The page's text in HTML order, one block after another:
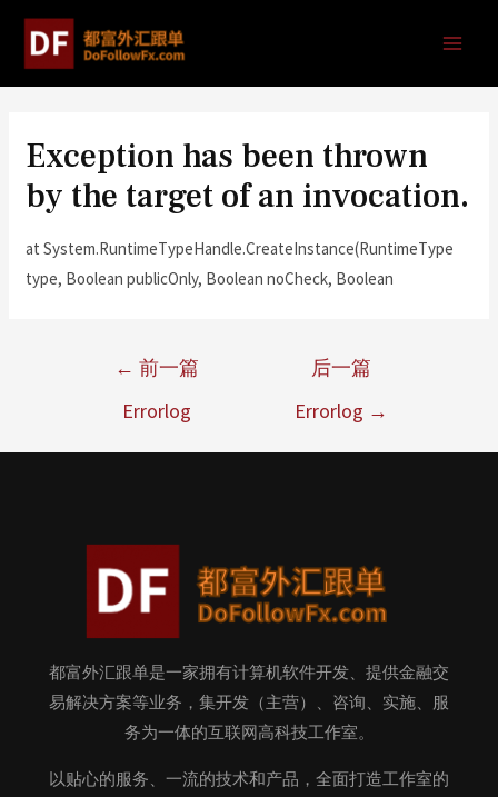
Exception has been thrown
by the target of an invocation.
at System.RuntimeTypeHandle.CreateInstance(RuntimeType
type, Boolean publicOnly, Boolean noCheck, Boolean
← 前一篇
Errorlog
后一篇
Errorlog →
都富外汇跟单是一家拥有计算机软件开发、提供金融交
易解决方案等业务，集开发（主营）、咨询、实施、服
务为一体的互联网高科技工作室。
以贴心的服务、一流的技术和产品，全面打造工作室的